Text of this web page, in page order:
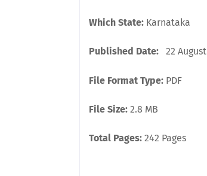
Which State: Karnataka
Published Date: 22 August
File Format Type: PDF
File Size: 2.8 MB
Total Pages: 242 Pages